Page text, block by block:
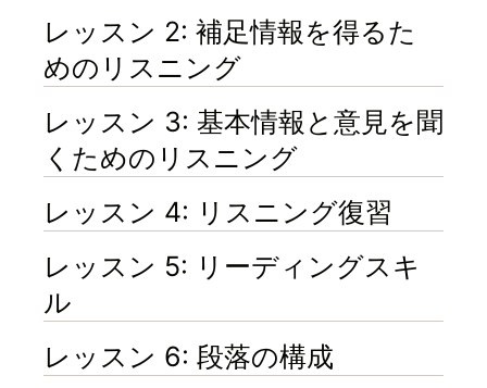
レッスン 2: 補足情報を得るた
めのリスニング
レッスン 3: 基本情報と意見を聞
くためのリスニング
レッスン 4: リスニング復習
レッスン 5: リーディングスキ
ル
レッスン 6: 段落の構成